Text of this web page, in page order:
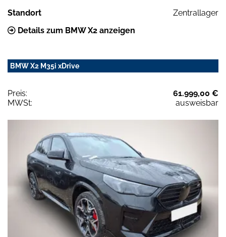
Standort
Zentrallager
Details zum BMW X2 anzeigen
BMW X2 M35i xDrive
Preis:
61.999,00 €
MWSt:
ausweisbar